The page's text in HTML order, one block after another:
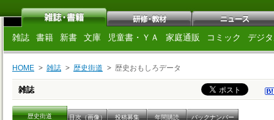
雑誌 書籍 新書 文庫 児童書・ＹＡ 家庭通販 コミック デジ
HOME 雑誌 歴史街道 歴史おもしろデータ
雑誌
歴史街道 目次（画像） 投稿募集 年間購読 バックナンバー